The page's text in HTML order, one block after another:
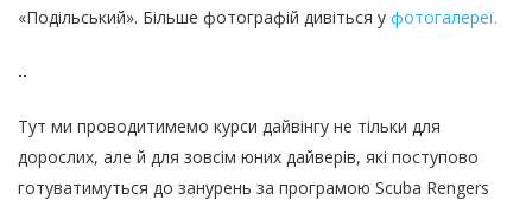
«Подільський». Більше фотографій дивіться у фотогалереї.
Тут ми проводитимемо курси дайвінгу не тільки для
дорослих, але й для зовсім юних дайверів, які поступово
готуватимуться до занурень за програмою Scuba Rengers